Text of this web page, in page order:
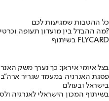
כל ההטבות שמגיעות לכם
מה ההבדל בין מועדון תעופה וכרטיס אשראי?
בשיתוף FLYCARD
בצל איומי איראן: כך נערך משק
פסגת האנרגיה במעמד שגריר
בישראל ובעולם
בשיתוף המכון הישראלי לאנרגיה